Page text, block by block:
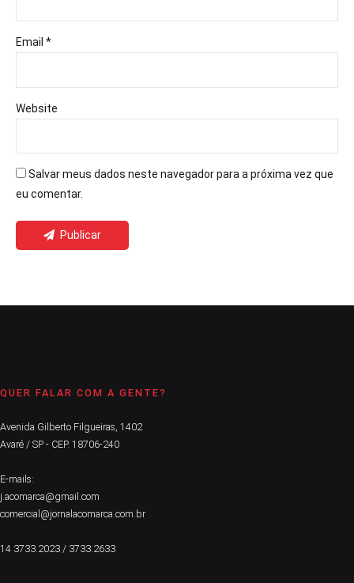
Email *
Website
Salvar meus dados neste navegador para a próxima vez que
eu comentar.
Publicar
QUER FALAR COM A GENTE?
Avenida Gilberto Filgueiras, 1402
Avaré / SP - CEP. 18706-240
E-mails:
j.acomarca@gmail.com
comercial@jornalacomarca.com.br
14 3733.2023 / 3733.2633